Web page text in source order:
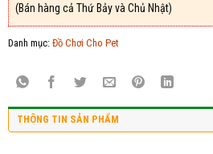
(Bán hàng cả Thứ Bảy và Chủ Nhật)
Danh mục: Đồ Chơi Cho Pet
THÔNG TIN SẢN PHẨM